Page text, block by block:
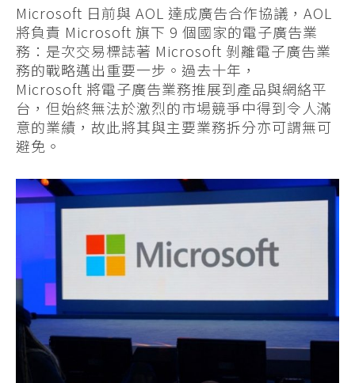
Microsoft 日前與 AOL 達成廣告合作協議，AOL
將負責 Microsoft 旗下 9 個國家的電子廣告業
務：是次交易標誌著 Microsoft 剝離電子廣告業
務的戰略邁出重要一步。過去十年，
Microsoft 將電子廣告業務推展到產品與網絡平
台，但始終無法於激烈的市場競爭中得到令人滿
意的業績，故此將其與主要業務拆分亦可謂無可
避免。